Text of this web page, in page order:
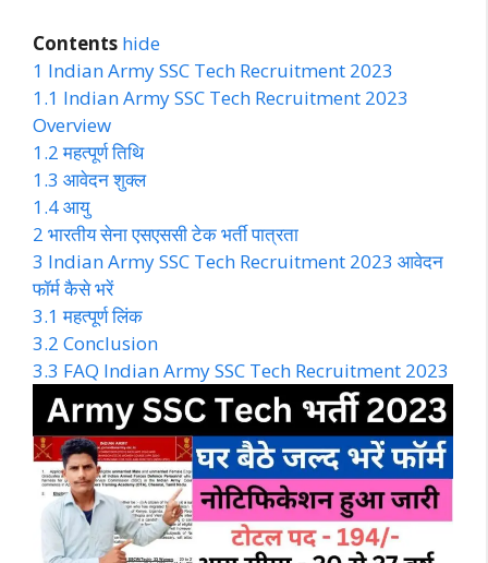
Contents hide
1 Indian Army SSC Tech Recruitment 2023
1.1 Indian Army SSC Tech Recruitment 2023
Overview
1.2 महत्पूर्ण तिथि
1.3 आवेदन शुक्ल
1.4आयु
2 भारतीय सेना एसएससी टेक भर्ती पात्रता
3 Indian Army SSC Tech Recruitment 2023 आवेदन
फॉर्म कैसे भरें
3.1 महत्पूर्ण लिंक
3.2 Conclusion
3.3 FAQ Indian Army SSC Tech Recruitment 2023